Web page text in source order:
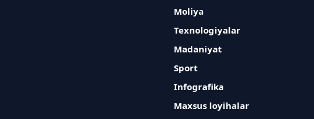
Moliya
Texnologiyalar
Madaniyat
Sport
Infografika
Maxsus loyihalar